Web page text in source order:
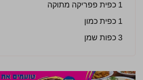
1 כפית פפריקה מתוקה
1 כפית כמון
3 כפות שמן